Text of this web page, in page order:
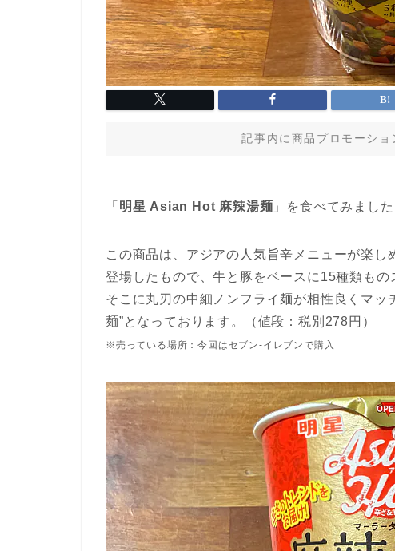
記事内に商品プロモーシ
「 明星 Asian Hot 麻辣湯麺 」を食べてみまし
この商品は、アジアの人気旨辛メニューが楽
登場したもので、牛と豚をベースに15種類もの
そこに丸刃の中細ノンフライ麺が相性良くマ
麺”となっております。（値段：税別278円）
※売っている場所：今回はセブン-イレブンで購入